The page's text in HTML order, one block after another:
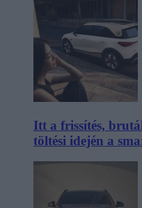
Itt a frissítés,
töltési idején a